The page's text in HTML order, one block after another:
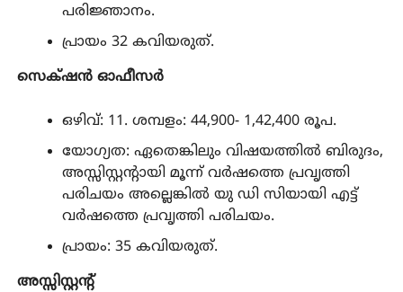
പരിജ്ഞാനം.
പ്രായം 32 കവിയരുത്.
സെക്‌ഷൻ ഓഫീസർ
ഒഴിവ്: 11. ശമ്പളം: 44,900- 1,42,400 രൂപ.
യോഗ്യത: ഏതെങ്കിലും വിഷയത്തിൽ ബിരുദം,
അസ്സിസ്റ്റന്റായി മൂന്ന് വർഷത്തെ പ്രവൃത്തി
പരിചയം അല്ലെങ്കിൽ യു ഡി സിയായി എട്ട്
വർഷത്തെ പ്രവൃത്തി പരിചയം.
പ്രായം: 35 കവിയരുത്.
അസ്സിസ്റ്റന്റ്